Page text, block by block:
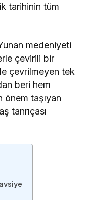
tarihinin tüm
medeniyeti
çevirili bir
çevrilmeyen tek
beri hem
önem taşıyan
tanrıçası